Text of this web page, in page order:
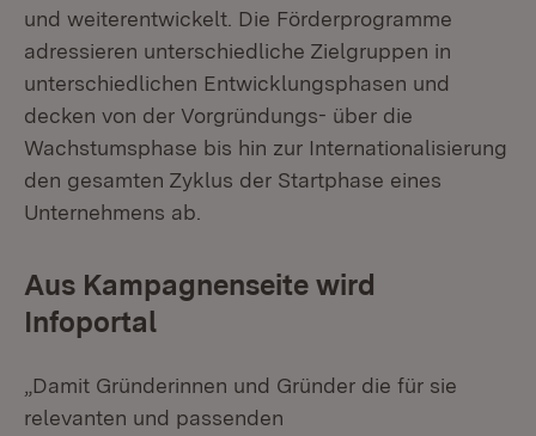
und weiterentwickelt. Die Förderprogramme
adressieren unterschiedliche Zielgruppen in
unterschiedlichen Entwicklungsphasen und
decken von der Vorgründungs- über die
Wachstumsphase bis hin zur Internationalisierung
den gesamten Zyklus der Startphase eines
Unternehmens ab.
Aus Kampagnenseite wird
Infoportal
„Damit Gründerinnen und Gründer die für sie
relevanten und passenden